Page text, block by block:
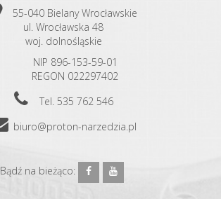
55-040 Bielany Wrocławskie
ul. Wrocławska 48
woj. dolnośląskie
NIP 896-153-59-01
REGON 022297402
Tel. 535 762 546
biuro@proton-narzedzia.pl
Bądź na bieżąco: